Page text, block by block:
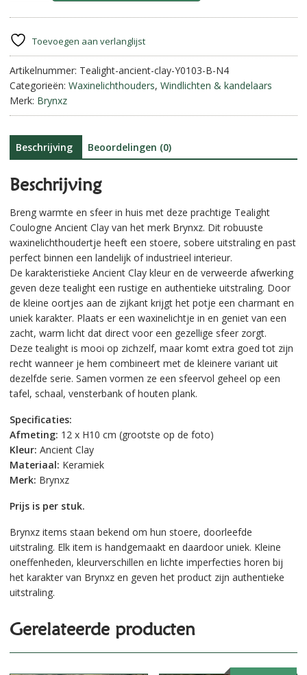
Clay
||
Brynxz
aantal
n
a
t
v
Toevoegen aan verlanglijst
Artikelnummer: Tealight-ancient-clay-Y0103-B-N4
Categorieën: Waxinelichthouders, Windlichten & kandelaars
Merk: Brynxz
Beschrijving Beoordelingen (0)
Beschrijving
Breng warmte en sfeer in huis met deze prachtige Tealight
Coulogne Ancient Clay van het merk Brynxz. Dit robuuste
waxinelichthoudertje heeft een stoere, sobere uitstraling en past
perfect binnen een landelijk of industrieel interieur.
De karakteristieke Ancient Clay kleur en de verweerde afwerking
geven deze tealight een rustige en authentieke uitstraling. Door
de kleine oortjes aan de zijkant krijgt het potje een charmant en
uniek karakter. Plaats er een waxinelichtje in en geniet van een
zacht, warm licht dat direct voor een gezellige sfeer zorgt.
Deze tealight is mooi op zichzelf, maar komt extra goed tot zijn
recht wanneer je hem combineert met de kleinere variant uit
dezelfde serie. Samen vormen ze een sfeervol geheel op een
tafel, schaal, vensterbank of houten plank.
Specificaties:
Afmeting: 12 x H10 cm (grootste op de foto)
Kleur: Ancient Clay
Materiaal: Keramiek
Merk: Brynxz
Prijs is per stuk.
Brynxz items staan bekend om hun stoere, doorleefde
uitstraling. Elk item is handgemaakt en daardoor uniek. Kleine
oneffenheden, kleurverschillen en lichte imperfecties horen bij
het karakter van Brynxz en geven het product zijn authentieke
uitstraling.
Gerelateerde producten